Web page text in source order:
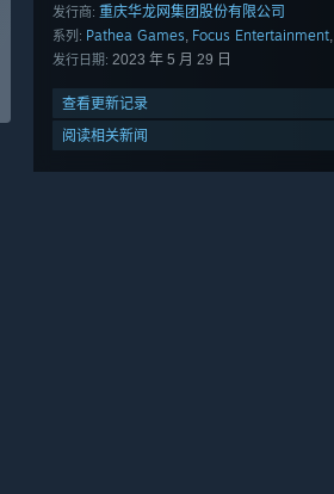
发行商: 重庆华龙网集团股份有限公司
系列: Pathea Games, Focus Entertainment,
发行日期: 2023 年 5 月 29 日
查看更新记录
阅读相关新闻